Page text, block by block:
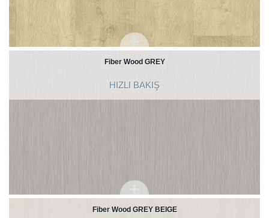
Fiber Wood GREY
HIZLI BAKIŞ
Fiber Wood GREY BEIGE